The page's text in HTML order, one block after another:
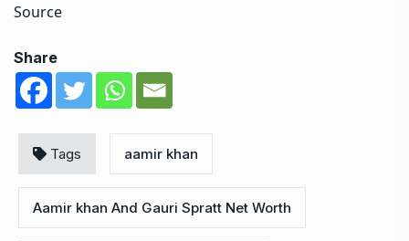
Source
Share
Tags aamir khan
Aamir khan And Gauri Spratt Net Worth